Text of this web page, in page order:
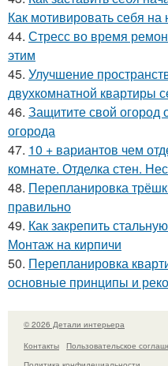
Как мотивировать себя
44. Стресс во время
этим
45. Улучшение
двухкомнатной квартиры
46. Защитите свой огород
огорода
47. 10 + вариантов чем
комнате. Отделка стен.
48. Перепланировка
правильно
49. Как закрепить
Монтаж на кирпичи
50. Перепланировка
основные принципы и
© 2026 Детали интерьера
Контакты
Пользовательское